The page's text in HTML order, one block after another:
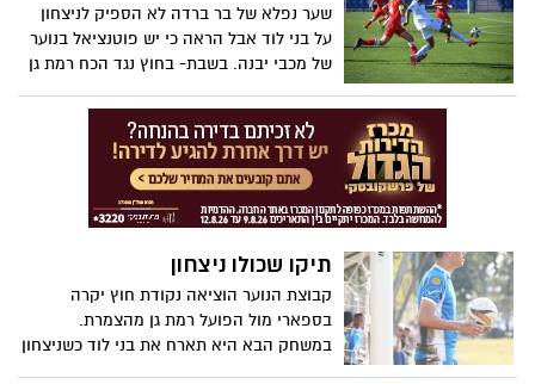
שער נפלא של בר ברדה לא הספיק לניצחון
על בני לוד אבל הראה כי יש פוטנציאל בנוער
של מכבי יבנה. בשבת- בחוץ נגד הכח רמת גן
תיקו שכולו ניצחון
קבוצת הנוער הוציאה נקודת חוץ יקרה
בספארי מול הפועל רמת גן מהצמרת.
במשחק הבא היא תארח את בני לוד כשניצחון